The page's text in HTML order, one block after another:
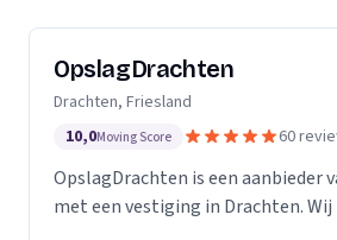
OpslagDrachten
Drachten, Friesland
10,0Moving Score 60
OpslagDrachten is een aanbieder
met een vestiging in Drachten.